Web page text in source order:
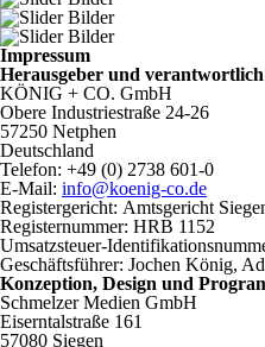
Impressum
Herausgeber und
KÖNIG + CO. GmbH
Obere Industriestraße 24-26
57250 Netphen
Deutschland
Telefon: +49 (0) 2738 601-0
E-Mail: info@koenig-co.de
Registergericht: Amtsgericht
Registernummer: HRB 1152
Umsatzsteuer-
Geschäftsführer: Jochen König,
Konzeption, Design und
Schmelzer Medien GmbH
Eiserntalstraße 161
57080 Siegen